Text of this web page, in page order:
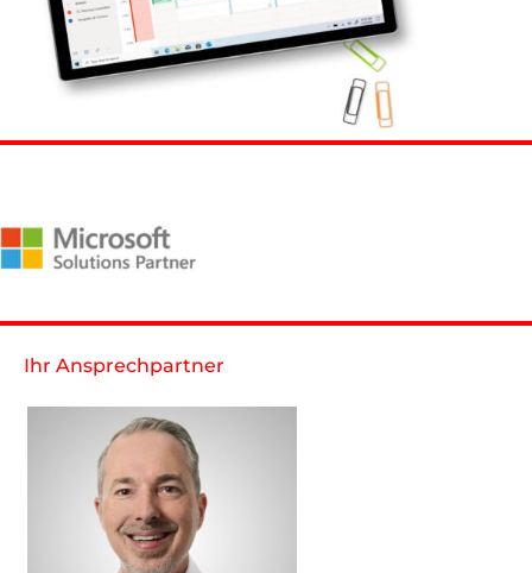
Ihr Ansprechpartner